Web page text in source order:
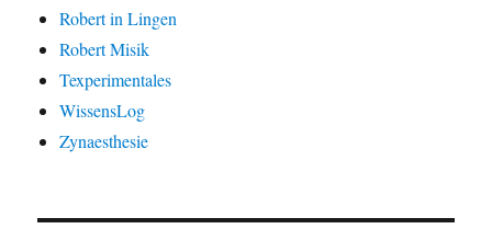
Robert in Lingen
Robert Misik
Texperimentales
WissensLog
Zynaesthesie